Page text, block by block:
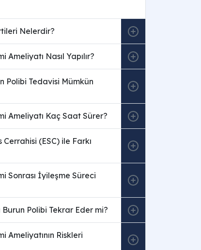
Nelerdir?
Ameliyatı Nasıl Yapılır?
Polibi Tedavisi Mümkün
Ameliyatı Kaç Saat Sürer?
Cerrahisi (ESC) ile Farkı
Sonrası İyileşme Süreci
Burun Polibi Tekrar Eder mi?
Ameliyatının Riskleri